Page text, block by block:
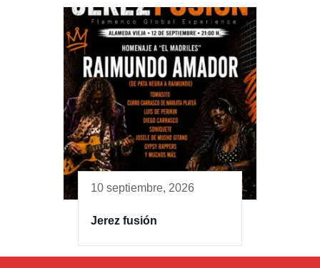
10 septiembre, 2026
Jerez fusión